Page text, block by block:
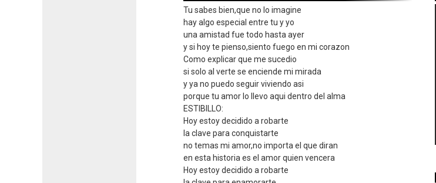
|----------------------|
Tu sabes bien,que no lo imagine
hay algo especial entre tu y yo
una amistad fue todo hasta ayer
y si hoy te pienso,siento fuego en mi corazon
Como explicar que me sucedio
si solo al verte se enciende mi mirada
y ya no puedo seguir viviendo asi
porque tu amor lo llevo aqui dentro del alma
ESTIBILLO:
Hoy estoy decidido a robarte
la clave para conquistarte
no temas mi amor,no importa el que diran
en esta historia es el amor quien vencera
Hoy estoy decidido a robarte